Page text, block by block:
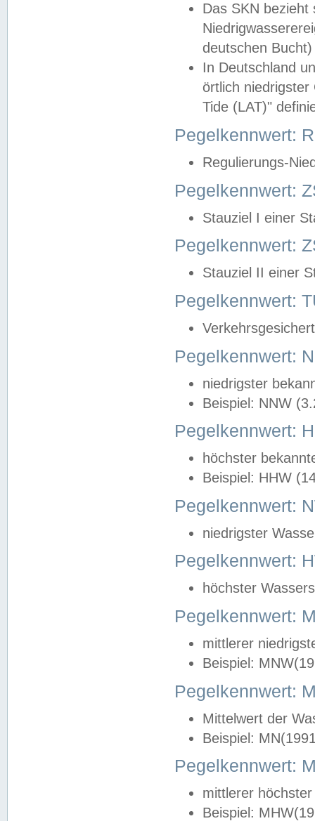
Das SKN
deutschen
In Deutschland
örtlich
Tide (LAT)"
Pegelkennwert:
Regulierungs-
Pegelkennwert:
Stauziel I einer
Pegelkennwert:
Stauziel II einer
Pegelkennwert:
Pegelkennwert:
niedrigster
Beispiel: NNW
Pegelkennwert:
höchster
Beispiel: HHW
Pegelkennwert:
niedrigster
Pegelkennwert:
höchster
Pegelkennwert:
mittlerer
Beispiel:
Pegelkennwert:
Mittelwert der
Beispiel:
Pegelkennwert:
mittlerer
Beispiel: